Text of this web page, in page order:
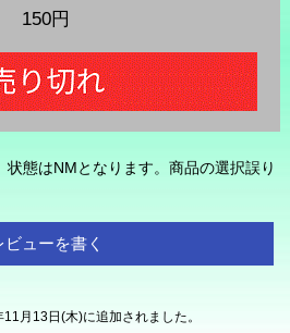
150円
態はNMとなります。商品の選択誤り
ビューを書く
月13日(木)に追加されました。